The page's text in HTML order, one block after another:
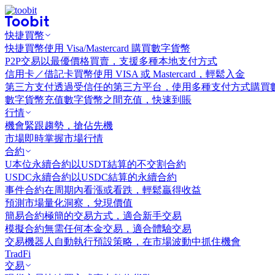
快捷買幣
快捷買幣使用 Visa/Mastercard 購買數字貨幣
P2P交易 以最優價格買賣，支援多種本地支付方式
信用卡／借記卡買幣使用 VISA 或 Mastercard，輕鬆入金
第三方支付透過受信任的第三方平台，使用多種支付方式購買
數字貨幣充值數字貨幣之間充值，快速到賬
行情
機會緊跟趨勢，搶佔先機
市場即時掌握市場行情
合約
U本位永續合約 以USDT結算的不交割合約
USDC永續合約 以USDC結算的永續合約
事件合約在周期內看漲或看跌，輕鬆贏得收益
預測市場量化洞察，兌現價值
簡易合約極簡的交易方式，適合新手交易
模擬合約無需任何本金交易，適合體驗交易
交易機器人 自動執行預設策略，在市場波動中抓住機會
TradFi
交易